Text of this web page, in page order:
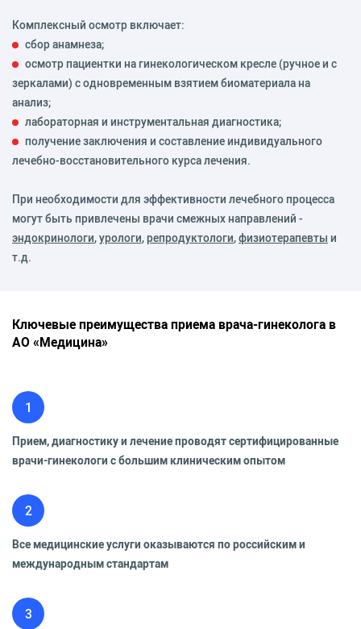
Комплексный осмотр включает:
сбор анамнеза;
осмотр пациентки на гинекологическом кресле (ручное и с
зеркалами) с одновременным взятием биоматериала на
анализ;
лабораторная и инструментальная диагностика;
получение заключения и составление индивидуального
лечебно-восстановительного курса лечения.
При необходимости для эффективности лечебного процесса
могут быть привлечены врачи смежных направлений -
эндокринологи,урологи,репродуктологи,физиотерапевты и
т.д.
Ключевые преимущества приема врача-гинеколога в
АО «Медицина»
1
Прием, диагностику и лечение проводят сертифицированные
врачи-гинекологи с большим клиническим опытом
2
Все медицинские услуги оказываются по российским и
международным стандартам
3